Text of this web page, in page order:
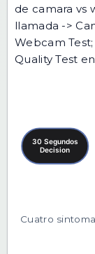
de camara vs
llamada ->
Webcam
Quality Test
Cuatro